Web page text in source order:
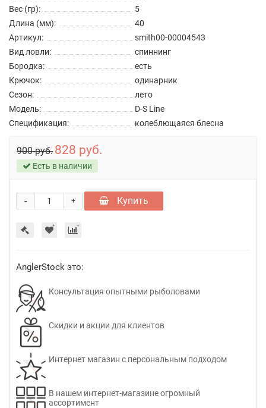
Вес (гр):
5
Длина (мм):
40
Артикул:
smith00-00004543
Вид ловли:
спиннинг
Бородка:
есть
Крючок:
одинарник
Сезон:
лето
Модель:
D-S Line
Спецификация:
колеблющаяся блесна
900 руб. 828 руб.
Есть в наличии
+
- Купить
AnglerStock это:
Консультация опытными рыболовами
Скидки и акции для клиентов
Интернет магазин с персональным подходом
В нашем интернет-магазине огромный
ассортимент